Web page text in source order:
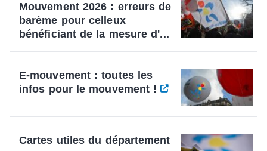
Mouvement 2026 : erreurs de
barème pour celleux
bénéficiant de la mesure d'...
E-mouvement : toutes les
infos pour le mouvement !
Cartes utiles du département